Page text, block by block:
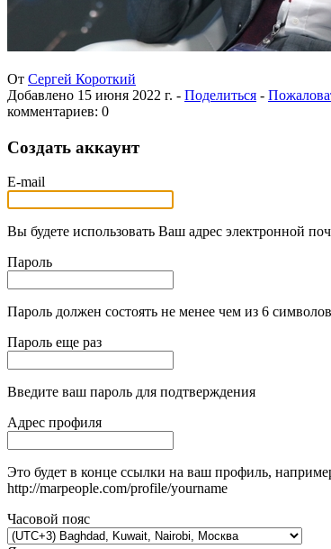
От Сергей Короткий
Добавлено 15 июня 2022 г. - Поделиться -
комментариев: 0
Создать аккаунт
E-mail
Вы будете использовать Ваш адрес электронной
Пароль
Пароль должен состоять не менее чем из 6
Пароль еще раз
Введите ваш пароль для подтверждения
Адрес профиля
Это будет в конце ссылки на ваш профиль,
http://marpeople.com/profile/yourname
Часовой пояс